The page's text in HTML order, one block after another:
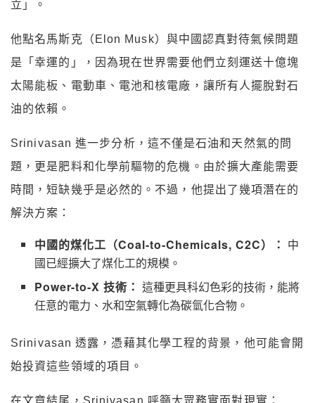
立」。
他點名馬斯克（Elon Musk）與中國認真對待氣候問題
是「幸運的」，因為現在世界需要他們立刻運送十億塊
太陽能板、電動車、電池和核電廠，讓所有人擺脫對石
油的依賴。
Srinivasan 進一步分析，這不僅是石油和天然氣的問
題，更是肥料和化學前驅物的危機。由於擴大產能需要
時間，短缺幾乎是必然的。不過，他提出了幾項潛在的
解決方案：
中國的煤化工（Coal-to-Chemicals, C2C）： 中
國已經擴大了煤化工的規模。
Power-to-X 技術： 這種更具科幻色彩的技術，能將
任意的電力、水和空氣轉化為碳氫化合物。
Srinivasan 透露，憑藉其化學工程的背景，他可能會開
始投資這些領域的項目。
在文章結尾，Srinivasan 呼籲大眾務實面對現實：